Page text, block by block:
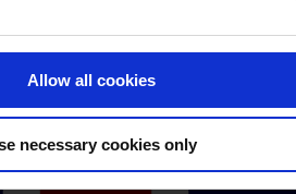
Allow all cookies
necessary cookies only